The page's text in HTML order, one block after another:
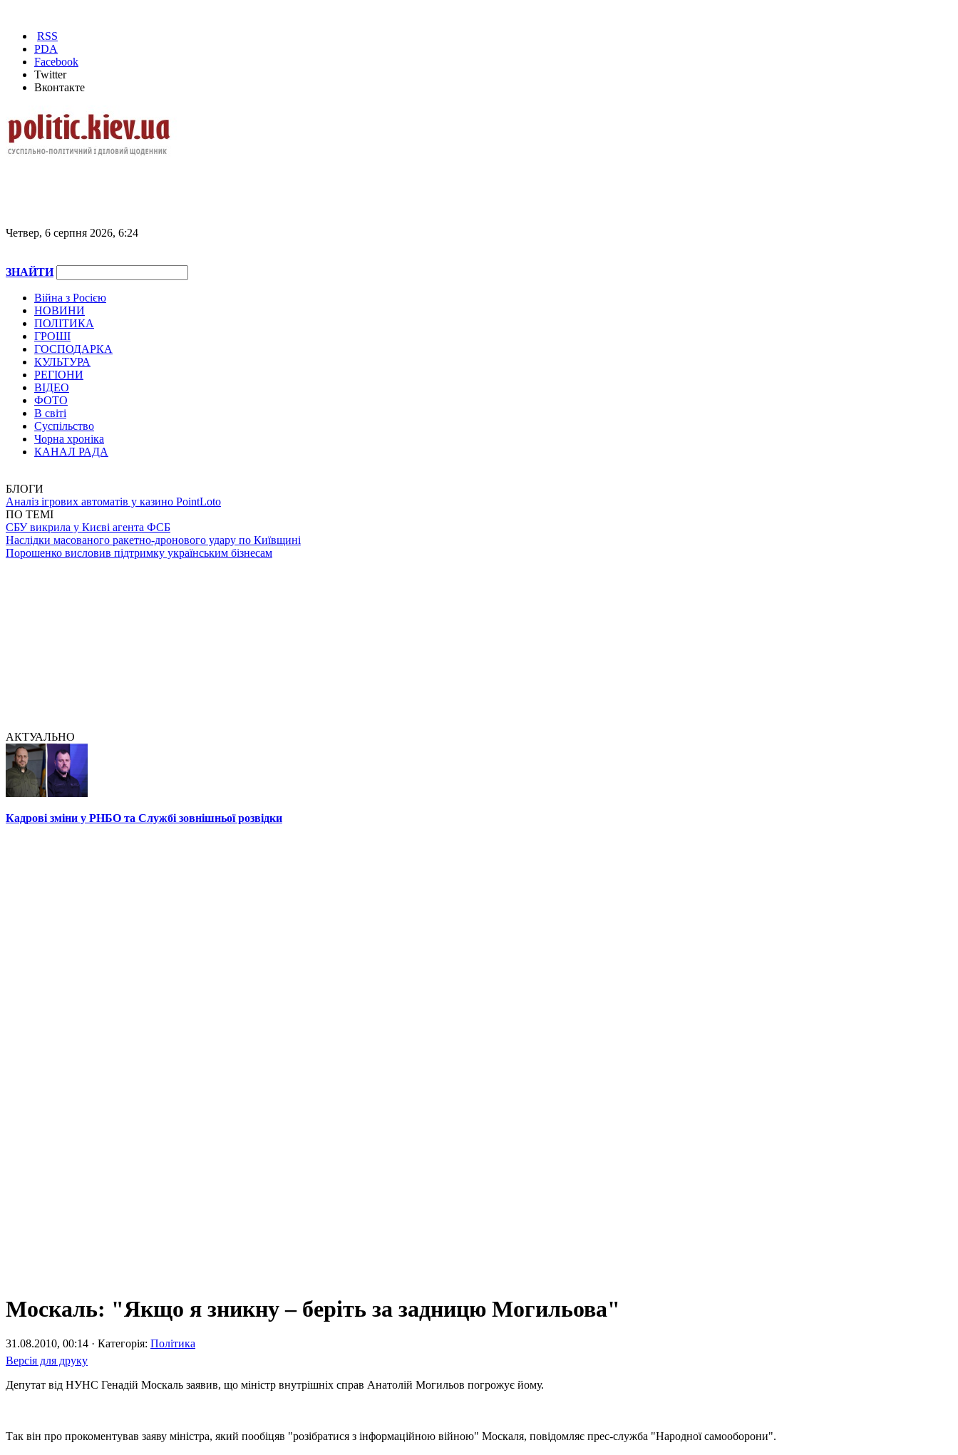
RSS
PDA
Facebook
Twitter
Вконтакте
Четвер, 6 серпня 2026, 6:24
ЗНАЙТИ
Війна з Росією
НОВИНИ
ПОЛІТИКА
ГРОШІ
ГОСПОДАРКА
КУЛЬТУРА
РЕГІОНИ
ВІДЕО
ФОТО
В світі
Суспільство
Чорна хроніка
КАНАЛ РАДА
БЛОГИ
Аналіз ігрових автоматів у казино PointLoto
ПО ТЕМІ
СБУ викрила у Києві агента ФСБ
Наслідки масованого ракетно-дронового удару по Київщині
Порошенко висловив підтримку українським бізнесам
АКТУАЛЬНО
Кадрові зміни у РНБО та Службі зовнішньої розвідки
Москаль: "Якщо я зникну – беріть за задницю Могильова"
31.08.2010, 00:14 · Категорія: Політика
Версія для друку
Депутат від НУНС Генадій Москаль заявив, що міністр внутрішніх справ Анатолій Могильов погрожує йому.
Так він про прокоментував заяву міністра, який пообіцяв "розібратися з інформаційною війною" Москаля, повідомляє прес-служба "Народної самооборони".